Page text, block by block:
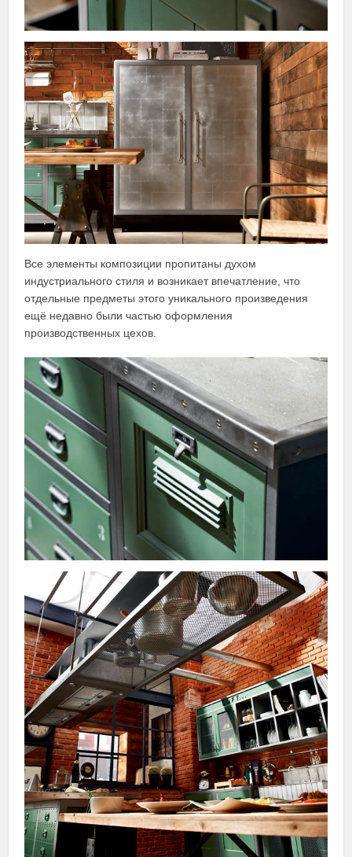
Все элементы композиции пропитаны духом
индустриального стиля и возникает впечатление, что
отдельные предметы этого уникального произведения
ещё недавно были частью оформления
производственных цехов.